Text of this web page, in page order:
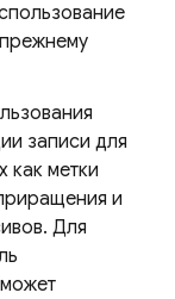
записи для
как метки
и
Для